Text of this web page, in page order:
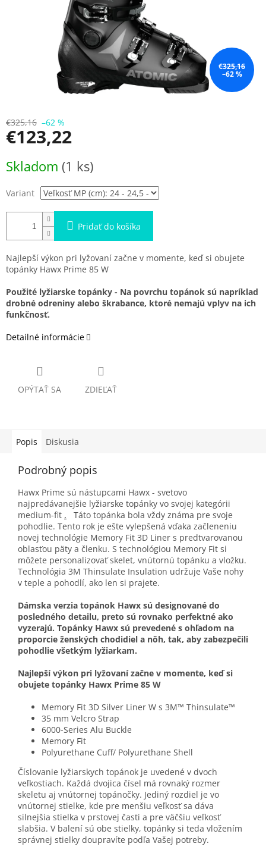
€325,16
–62 %
€325,16 –62 %
€123,22
cena:
Skladom (1 ks)
Variant
Pridať do košíka
Najlepší výkon pri lyžovaní začne v momente, keď si obujete
topánky Hawx Prime 85 W
Použité lyžiarske topánky - Na povrchu topánok sú napríklad
drobné odreniny alebo škrabance, ktoré nemajú vplyv na ich
funkčnosť.
Detailné informácie
OPÝTAŤ SA ZDIEĽAŤ
Popis Diskusia
Podrobný popis
Hawx Prime sú nástupcami Hawx - svetovo
najpredávanejšie lyžiarske topánky vo svojej kategórii
medium-fit .
Táto topánka bola vždy známa pre svoje
pohodlie. Tento rok je ešte vylepšená vďaka začleneniu
novej technológie Memory Fit 3D Liner s predtvarovanou
oblasťou päty a členku. S technológiou Memory Fit si
môžete personalizovať skelet, vnútornú topánku a vložku.
Technológia 3M Thinsulate Insulation udržuje Vaše nohy
v teple a pohodlí, ako len si prajete.
Dámska verzia topánok Hawx sú designované do
posledného detailu, preto sú rovnako perfektné ako
vyzerajú. Topánky Hawx sú prevedené s ohľadom na
proporcie ženských chodidiel a nôh, tak, aby zabezpečili
pohodlie všetkým lyžiarkam.
Najlepší výkon pri lyžovaní začne v momente, keď si
obujete topánky Hawx Prime 85 W
Memory Fit 3D Silver Liner W s 3M™ Thinsulate™
35 mm Velcro Strap
6000-Series Alu Buckle
Memory Fit
Polyurethane Cuff/ Polyurethane Shell
Číslovanie lyžiarskych topánok je uvedené v dvoch
veľkostiach. Každá dvojica čísel má rovnaký rozmer
skeletu aj vnútornej topánočky. Jediný rozdiel je vo
vnútornej stielke, kde pre menšiu veľkosť sa dáva
silnejšia stielka v prstovej časti a pre väčšiu veľkosť
slabšia. V balení sú obe stielky, topánky si teda vložením
správnej stielky doupravíte podľa Vašej potreby.